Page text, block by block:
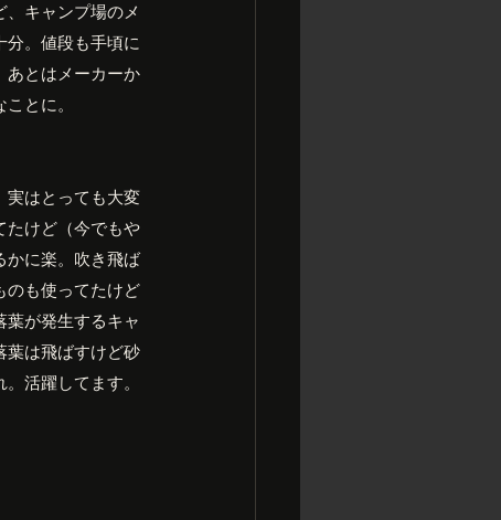
キャンプ場のメ
分。値段も手頃に
あとはメーカーか
とに。
実はとっても大変
たけど（今でもや
かに楽。吹き飛ば
のも使ってたけど
が発生するキャ
葉は飛ばすけど砂
活躍してます。